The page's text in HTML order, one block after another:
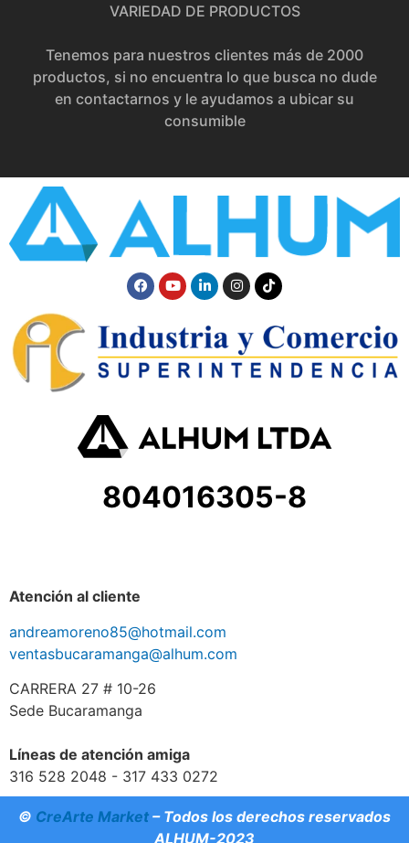
VARIEDAD DE PRODUCTOS
Tenemos para nuestros clientes más de 2000
productos, si no encuentra lo que busca no dude
en contactarnos y le ayudamos a ubicar su
consumible
804016305-8
Atención al cliente
andreamoreno85@hotmail.com
ventasbucaramanga@alhum.com
CARRERA 27 # 10-26
Sede Bucaramanga
Líneas de atención amiga
316 528 2048 - 317 433 0272
© CreArte Market – Todos los derechos reservados
ALHUM-2023